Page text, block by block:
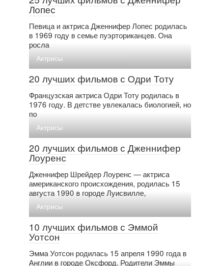
Лопес
Певица и актриса Дженнифер Лопес родилась
в 1969 году в семье пуэрториканцев. Она
росла
Актрисы
20 лучших фильмов с Одри Тоту
Французская актриса Одри Тоту родилась в
1976 году. В детстве увлекалась биологией, но
по
Актрисы
20 лучших фильмов с Дженнифер
Лоуренс
Дженнифер Шрейдер Лоуренс — актриса
американского происхождения, родилась 15
августа 1990 в городе Луисвилле,
Актрисы
10 лучших фильмов с Эммой
Уотсон
Эмма Уотсон родилась 15 апреля 1990 года в
Англии в городе Оксфорд. Родители Эммы